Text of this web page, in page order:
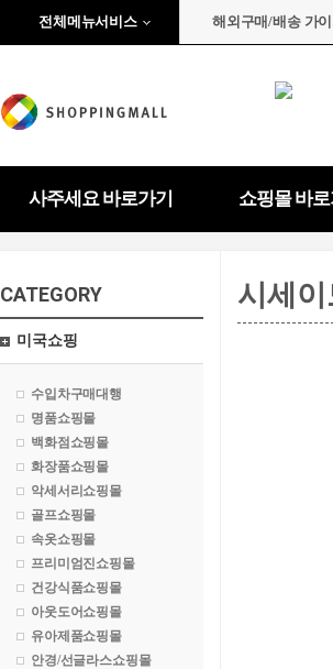
전체메뉴서비스 해외구매/배송 가
사주세요 바로가기 쇼핑몰 바로
CATEGORY
미국쇼핑
수입차구매대행
명품쇼핑몰
백화점쇼핑몰
화장품쇼핑몰
악세서리쇼핑몰
골프쇼핑몰
속옷쇼핑몰
프리미엄진쇼핑몰
건강식품쇼핑몰
아웃도어쇼핑몰
유아제품쇼핑몰
안경/선글라스쇼핑몰
시세이